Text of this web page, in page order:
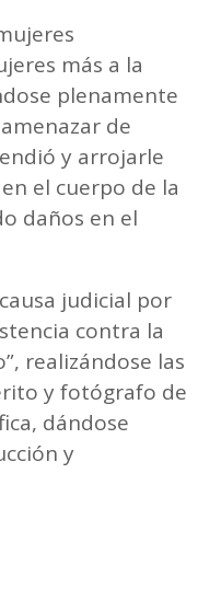
más a la
plenamente
de
y arrojarle
el cuerpo de la
daños en el
judicial por
contra la
realizándose las
y fotógrafo de
dándose
y